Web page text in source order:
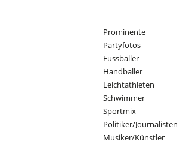
Prominente
Partyfotos
Fussballer
Handballer
Leichtathleten
Schwimmer
Sportmix
Politiker/Journalisten
Musiker/Künstler